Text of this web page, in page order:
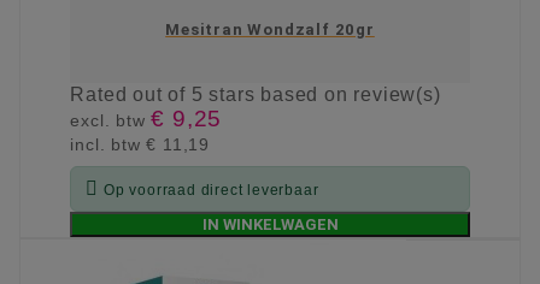
Mesitran Wondzalf 20gr
Ratedout of 5 stars based on review(s)
excl. btw€ 9,25
incl. btw€ 11,19
 Op voorraad direct leverbaar
IN WINKELWAGEN